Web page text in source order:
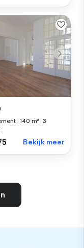
|140 m² |3
Bekijk meer